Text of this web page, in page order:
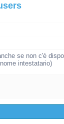
se non c'è
intestatario)